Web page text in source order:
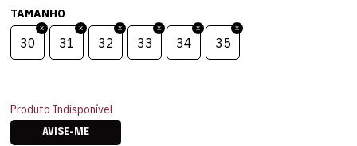
TAMANHO
30 31 32 33 34 35
Produto Indisponível
AVISE-ME